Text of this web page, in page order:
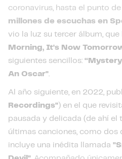
coronavirus, hasta el punto
millones de escuchas en
vio la luz su tercer álbum,
Morning, It's Now
siguientes sencillos:
An Oscar".
Al año siguiente, en 2022,
Recordings") en el que
pausada y delicada (de ahí el
últimas canciones, como dos
incluye una inédita llamada